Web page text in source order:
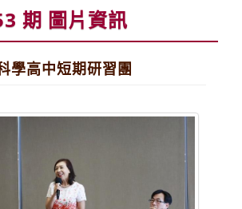
期 圖片資訊
學高中短期研習團